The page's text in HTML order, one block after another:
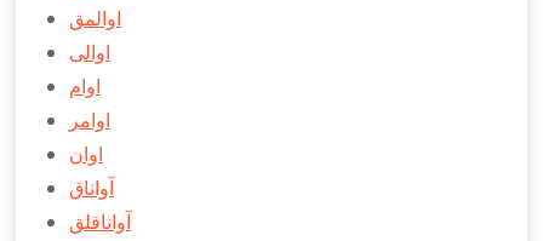
اوالمق
اوالی
اوام
اوامر
اوان
آواناق
آواناقلق